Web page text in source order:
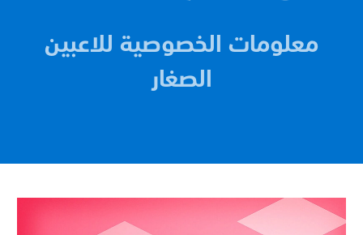
معلومات الخصوصية للاعبين
الصغار